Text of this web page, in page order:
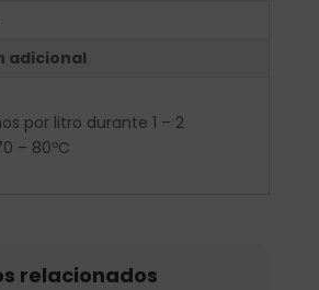
adicional
por litro durante 1 – 2
– 80ºC
relacionados